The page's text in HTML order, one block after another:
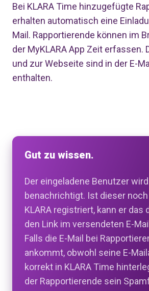
Bei KLARA Time hinzugefügte
erhalten automatisch eine
Mail. Rapportierende können im
der MyKLARA App Zeit erfassen.
und zur Webseite sind in der E-
enthalten.
Gut zu wissen.
Der eingeladene Benutzer
benachrichtigt. Ist dieser
KLARA registriert, kann er das
den Link im versendeten E-
Falls die E-Mail bei
ankommt, obwohl seine E-
korrekt in KLARA Time
der Rapportierende sein